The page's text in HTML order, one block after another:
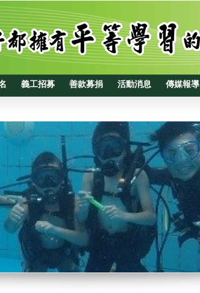
義工招募 善款募捐 活動消息 傳媒報導